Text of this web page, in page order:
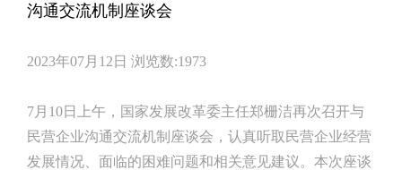
沟通交流机制座谈会
2023年07月12日 浏览数:1973
7月10日上午，国家发展改革委主任郑栅洁再次召开与
民营企业沟通交流机制座谈会，认真听取民营企业经营
发展情况、面临的困难问题和相关意见建议。本次座谈